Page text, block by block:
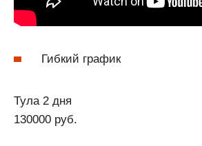
Гибкий график
Тула 2 дня
130000 руб.